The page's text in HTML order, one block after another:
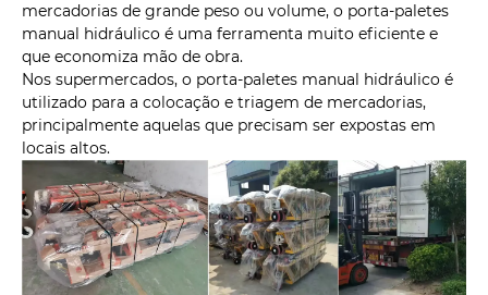
mercadorias de grande peso ou volume, o porta-paletes
manual hidráulico é uma ferramenta muito eficiente e
que economiza mão de obra.
Nos supermercados, o porta-paletes manual hidráulico é
utilizado para a colocação e triagem de mercadorias,
principalmente aquelas que precisam ser expostas em
locais altos.